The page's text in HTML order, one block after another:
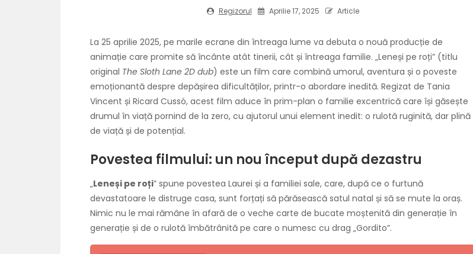
Regizorul Aprilie 17, 2025 Article
La 25 aprilie 2025, pe marile ecrane din întreaga lume va debuta o nouă producție de
animație care promite să încânte atât tinerii, cât și întreaga familie. „Leneși pe roți” (titlu
original The Sloth Lane 2D dub) este un film care combină umorul, aventura și o poveste
emoționantă despre depășirea dificultăților, printr-o abordare inedită. Regizat de Tania
Vincent și Ricard Cussó, acest film aduce în prim-plan o familie excentrică care își găsește
drumul în viață pornind de la zero, cu ajutorul unui element inedit: o rulotă ruginită, dar plină
de viață și de potențial.
Povestea filmului: un nou început după dezastru
„Leneși pe roți” spune povestea Laurei și a familiei sale, care, după ce o furtună
devastatoare le distruge casa, sunt forțați să părăsească satul natal și să se mute la oraș.
Nimic nu le mai rămâne în afară de o veche carte de bucate moștenită din generație în
generație și de o rulotă îmbătrânită pe care o numesc cu drag „Gordito”.